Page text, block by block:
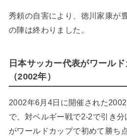
秀頼の自害により、徳川家康が
の陣は終わりました。
日本サッカー代表がワール
（2002年）
2002年6月4日に開催された
で、対ベルギー戦で2-2で引き
がワールドカップで初めて勝ち